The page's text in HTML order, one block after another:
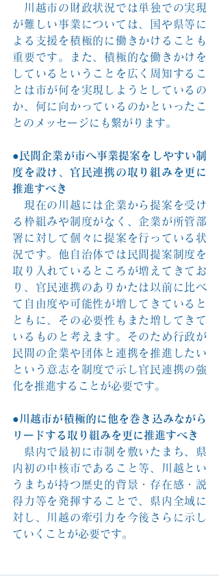
川越市の財政状況では単独での実現
が難しい事業については、国や県等に
よる支援を積極的に働きかけることも
重要です。また、積極的な働きかけを
しているということを広く周知するこ
とは市が何を実現しようとしているの
か、何に向かっているのかといったこ
とのメッセージにも繋がります。
●民間企業が市へ事業提案をしやすい制
度を設け、官民連携の取り組みを更に
推進すべき
現在の川越には企業から提案を受け
る枠組みや制度がなく、企業が所管部
署に対して個々に提案を行っている状
況です。他自治体では民間提案制度を
取り入れているところが増えてきてお
り、官民連携のありかたは以前に比べ
て自由度や可能性が増してきていると
ともに、その必要性もまた増してきて
いるものと考えます。そのため行政が
民間の企業や団体と連携を推進したい
という意志を制度で示し官民連携の強
化を推進することが必要です。
●川越市が積極的に他を巻き込みながら
リードする取り組みを更に推進すべき
県内で最初に市制を敷いたまち、県
内初の中核市であること等、川越とい
うまちが持つ歴史的背景・存在感・説
得力等を発揮することで、県内全域に
対し、川越の牽引力を今後さらに示し
ていくことが必要です。